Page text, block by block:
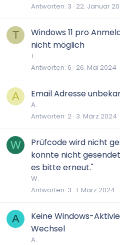
Antworten 3 22. Januar
T
Windows 11 pro
nicht möglich
T.
Antworten 6 26. Mai 2024
A Email Adresse
A.
Antworten 2 3. März 2024
W
Prüfcode wird nicht
konnte nicht
es bitte erneut."
W.
Antworten 3 1. März 2024
A
Keine Windows-
Wechsel
A.